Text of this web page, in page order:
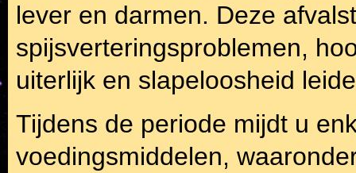
lever en darmen. Deze
spijsverteringsproblemen,
uiterlijk en slapeloosheid
Tijdens de periode mijdt u
voedingsmiddelen,